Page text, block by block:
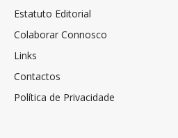
Estatuto Editorial
Colaborar Connosco
Links
Contactos
Política de Privacidade